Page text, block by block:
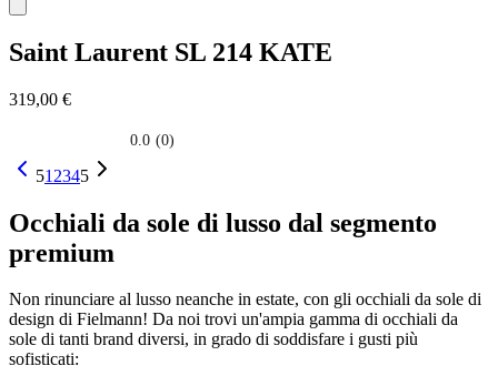
Saint Laurent SL 214 KATE
319,00 €
0.0 (0)
su
51 2345
Occhiali da sole di lusso dal segmento
premium
Non rinunciare al lusso neanche in estate, con gli occhiali da sole di
design di Fielmann! Da noi trovi un'ampia gamma di occhiali da
sole di tanti brand diversi, in grado di soddisfare i gusti più
sofisticati: